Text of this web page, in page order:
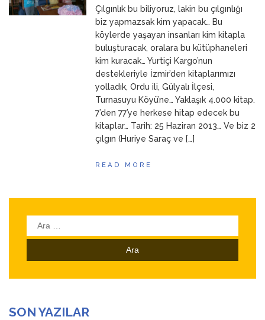
23 Mart 2026 ANNEMÇılgınlık bu biliyoruz, lakin bu çılgınlığı
biz yapmazsak kim yapacak… Bu
köylerde yaşayan insanları kim kitapla
buluşturacak, oralara bu kütüphaneleri
kim kuracak… Yurtiçi Kargo’nun
destekleriyle İzmir’den kitaplarımızı
yolladık, Ordu ili, Gülyalı İlçesi,
Turnasuyu Köyü’ne… Yaklaşık 4.000 kitap.
7’den 77’ye herkese hitap edecek bu
kitaplar… Tarih: 25 Haziran 2013… Ve biz 2
çılgın (Huriye Saraç ve […]
READ MORE
Arama:
SON YAZILAR